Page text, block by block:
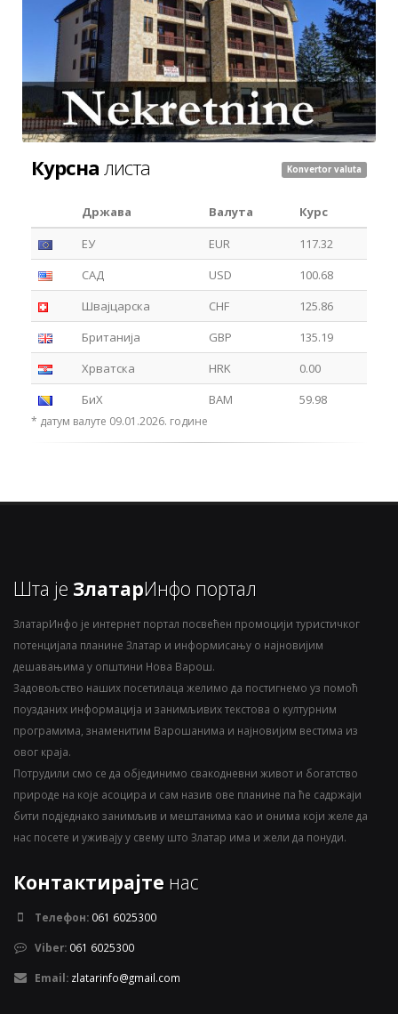
Курсна листа Konvertor valuta
Држава Валута
Курс
ЕУ
EUR
117.32
САД
USD
100.68
Швајцарска
CHF
125.86
Британија
GBP
135.19
Хрватска
HRK
0.00
БиХ
BAM 59.98
* датум валуте 09.01.2026. године
Шта је ЗлатарИнфо портал
ЗлатарИнфо је интернет портал посвећен промоцији туристичког
потенцијала планине Златар и информисању о најновијим
дешавањима у општини Нова Варош.
Задовољство наших посетилаца желимо да постигнемо уз помоћ
поузданих информација и занимљивих текстова о културним
програмима, знаменитим Варошанима и најновијим вестима из
овог краја.
Потрудили смо се да објединимо свакодневни живот и богатство
природе на које асоцира и сам назив ове планине па ће садржаји
бити подједнако занимљив и мештанима као и онима који желе да
нас посете и уживају у свему што Златар има и жели да понуди.
Контактирајте нас
Телефон: 061 6025300
Viber: 061 6025300
Email: zlatarinfo@gmail.com